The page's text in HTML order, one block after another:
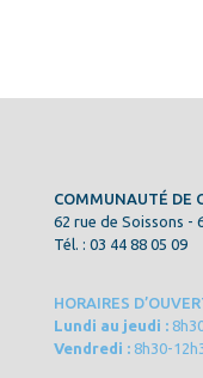
COMMUNAUTÉ DE
62 rue de Soissons -
Tél. : 03 44 88 05 09
HORAIRES
Lundi au jeudi :
Vendredi : 8h30-